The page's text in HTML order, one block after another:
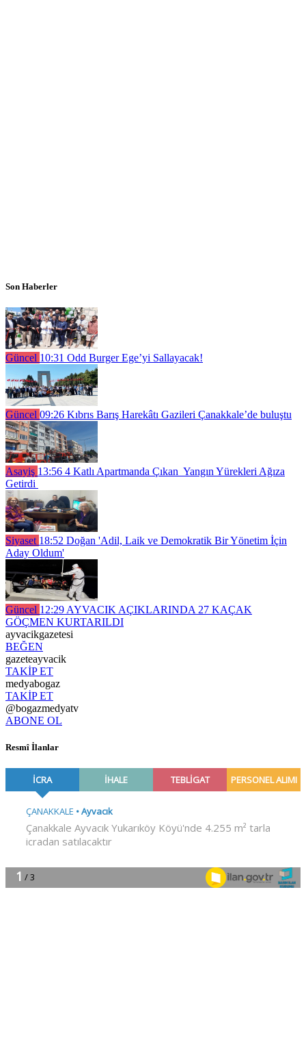
Son Haberler
Güncel 10:31 Odd Burger Ege’yi Sallayacak!
Güncel 09:26 Kıbrıs Barış Harekâtı Gazileri Çanakkale’de buluştu
Asayiş 13:56 4 Katlı Apartmanda Çıkan Yangın Yürekleri Ağıza
Getirdi
Siyaset 18:52 Doğan 'Adil, Laik ve Demokratik Bir Yönetim İçin
Aday Oldum'
Güncel 12:29 AYVACIK AÇIKLARINDA 27 KAÇAK
GÖÇMEN KURTARILDI
ayvacikgazetesi
BEĞEN
gazeteayvacik
TAKİP ET
medyabogaz
TAKİP ET
@bogazmedyatv
ABONE OL
Resmî İlanlar